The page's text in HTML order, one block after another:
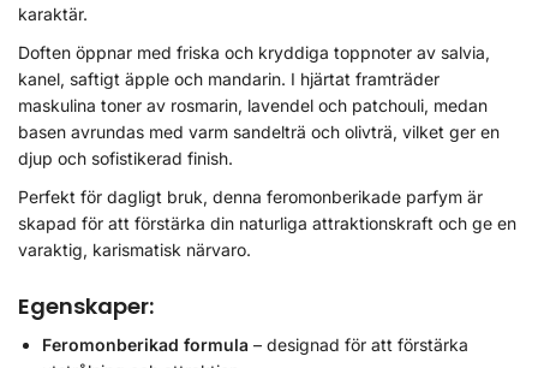
karaktär.
Doften öppnar med friska och kryddiga toppnoter av salvia,
kanel, saftigt äpple och mandarin. I hjärtat framträder
maskulina toner av rosmarin, lavendel och patchouli, medan
basen avrundas med varm sandelträ och olivträ, vilket ger en
djup och sofistikerad finish.
Perfekt för dagligt bruk, denna feromonberikade parfym är
skapad för att förstärka din naturliga attraktionskraft och ge en
varaktig, karismatisk närvaro.
Egenskaper:
Feromonberikad formula – designad för att förstärka